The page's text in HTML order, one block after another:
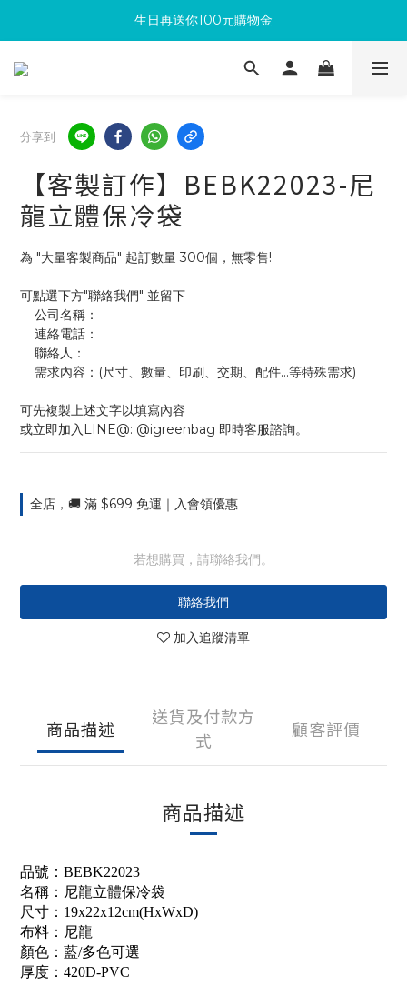
滿300回饋10%購物金
生日再送你100元購物金
加入成為新會員 馬上領取50元購物金
分享到
【客製訂作】BEBK22023-尼
龍立體保冷袋
為 "大量客製商品" 起訂數量 300個，無零售!
可點選下方"聯絡我們" 並留下
    公司名稱：
    連絡電話：
    聯絡人：
    需求內容：(尺寸、數量、印刷、交期、配件...等特殊需求)
可先複製上述文字以填寫內容
或立即加入LINE@: @igreenbag 即時客服諮詢。
全店，🚚 滿 $699 免運｜入會領優惠
若想購買，請聯絡我們。
聯絡我們
加入追蹤清單
商品描述
送貨及付款方
式
顧客評價
商品描述
品號： BEBK22023
名稱： 尼龍立體保冷袋
尺寸：19x22x12cm(HxWxD)
布料：尼龍
顏色：藍/多色可選
厚度：420D-PVC